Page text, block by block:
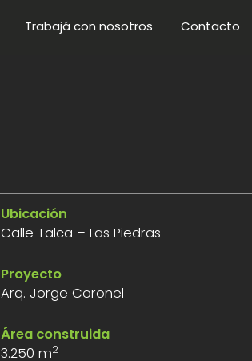
Trabajá con nosotros Contacto
Ubicación
Calle Talca – Las Piedras
Proyecto
Arq. Jorge Coronel
Área construida
3.250 m2